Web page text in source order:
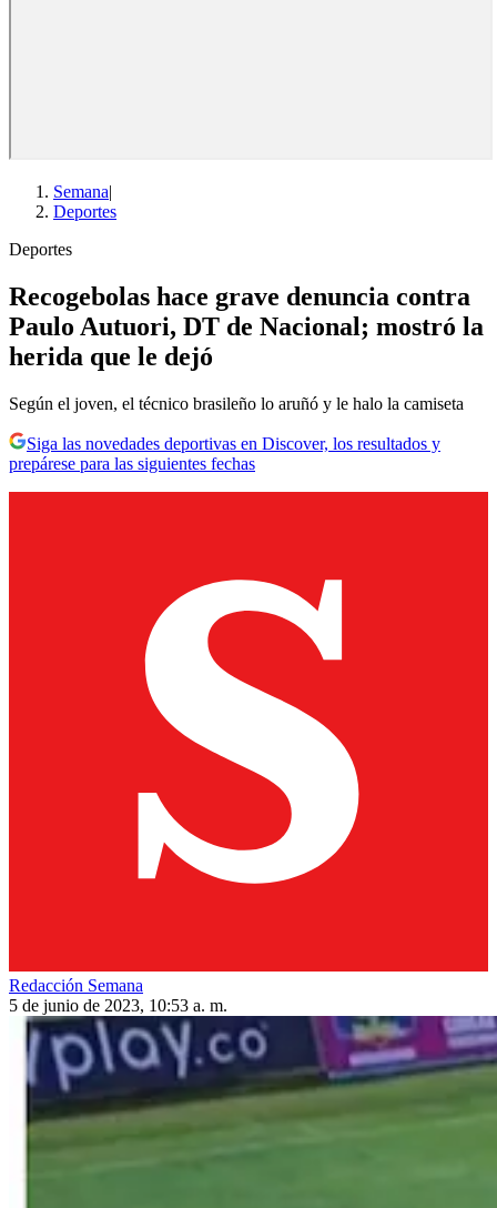
Semana|
Deportes
Deportes
Recogebolas hace grave denuncia contra
Paulo Autuori, DT de Nacional; mostró la
herida que le dejó
Según el joven, el técnico brasileño lo aruñó y le halo la camiseta
Siga las novedades deportivas en Discover, los resultados y
prepárese para las siguientes fechas
Redacción Semana
5 de junio de 2023, 10:53 a. m.